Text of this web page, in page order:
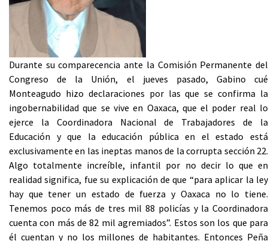
Durante su comparecencia ante la Comisión Permanente del
Congreso de la Unión, el jueves pasado, Gabino cué
Monteagudo hizo declaraciones por las que se confirma la
ingobernabilidad que se vive en Oaxaca, que el poder real lo
ejerce la Coordinadora Nacional de Trabajadores de la
Educación y que la educación pública en el estado está
exclusivamente en las ineptas manos de la corrupta sección 22.
Algo totalmente increíble, infantil por no decir lo que en
realidad significa, fue su explicación de que “para aplicar la ley
hay que tener un estado de fuerza y Oaxaca no lo tiene.
Tenemos poco más de tres mil 88 policías y la Coordinadora
cuenta con más de 82 mil agremiados”. Estos son los que para
él cuentan y no los millones de habitantes. Entonces Peña